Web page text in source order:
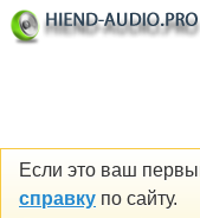
Если это ваш
справку по сайту.